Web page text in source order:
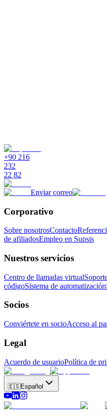
+90 216
232
22 82
Enviar correo
Corporativo
Sobre nosotrosContacto
de afiliadosEmpleo en Supsis
Nuestros servicios
Centro de llamadas virtual
códigoSistema de automatización
Socios
Conviértete en socioAcceso al
Legal
Acuerdo de usuarioPolítica de
🇪🇸Español